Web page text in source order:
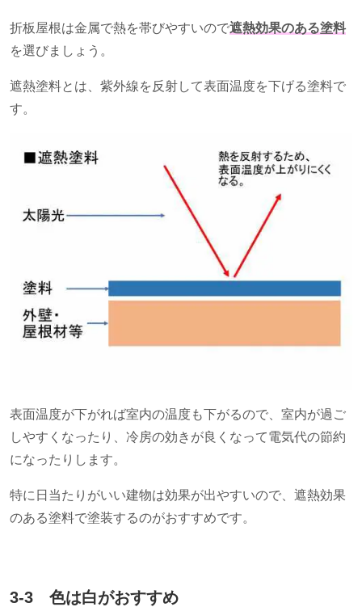
折板屋根は金属で熱を帯びやすいので遮熱効果のある塗料
を選びましょう。
遮熱塗料とは、紫外線を反射して表面温度を下げる塗料で
す。
表面温度が下がれば室内の温度も下がるので、室内が過ご
しやすくなったり、冷房の効きが良くなって電気代の節約
になったりします。
特に日当たりがいい建物は効果が出やすいので、遮熱効果
のある塗料で塗装するのがおすすめです。
3-3 色は白がおすすめ